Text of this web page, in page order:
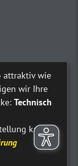
attraktiv wie
wir Ihre
Technisch
kann